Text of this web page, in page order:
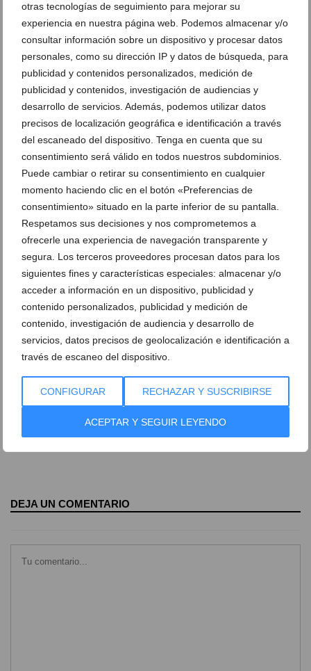
otras tecnologías de seguimiento para mejorar su
experiencia en nuestra página web. Podemos almacenar y/o
consultar información sobre un dispositivo y procesar datos
personales, como su dirección IP y datos de búsqueda, para
publicidad y contenidos personalizados, medición de
publicidad y contenidos, investigación de audiencias y
desarrollo de servicios. Además, podemos utilizar datos
precisos de localización geográfica e identificación a través
del escaneado del dispositivo. Tenga en cuenta que su
consentimiento será válido en todos nuestros subdominios.
Puede cambiar o retirar su consentimiento en cualquier
momento haciendo clic en el botón «Preferencias de
consentimiento» situado en la parte inferior de su pantalla.
Respetamos sus decisiones y nos comprometemos a
ofrecerle una experiencia de navegación transparente y
segura. Los terceros proveedores procesan datos para los
siguientes fines y características especiales: almacenar y/o
acceder a información en un dispositivo, publicidad y
contenido personalizados, publicidad y medición de
contenido, investigación de audiencia y desarrollo de
servicios, datos precisos de geolocalización e identificación a
través de escaneo del dispositivo.
CONFIGURAR RECHAZAR Y SUSCRIBIRSE
ACEPTAR Y SEGUIR LEYENDO
Jesús Nazareno66
Jesús Nazareno67
Jesús Nazareno68
Jesús Nazareno69
Jesús Nazareno70
Jesús Nazareno71
Jesús Nazareno72
Jesús Nazareno73
Encuentro Mare de Déu de Loreto y
Jesús Nazareno01
Encuentro Mare de Déu de Loreto y
Jesús Nazareno02
Encuentro Mare de Déu de Loreto y
Jesús Nazareno03
Encuentro Mare de Déu de Loreto y
Jesús Nazareno04
Encuentro Mare de Déu de Loreto y
Jesús Nazareno05
Encuentro Mare de Déu de Loreto y
Encuentro Mare de Déu de Loreto y
Jesús Nazareno07
Encuentro Mare de Déu de Loreto y
Jesús Nazareno08
Encuentro Mare de Déu de Loreto y
Encuentro Mare de Déu de Loreto y
DEJA UN COMENTARIO